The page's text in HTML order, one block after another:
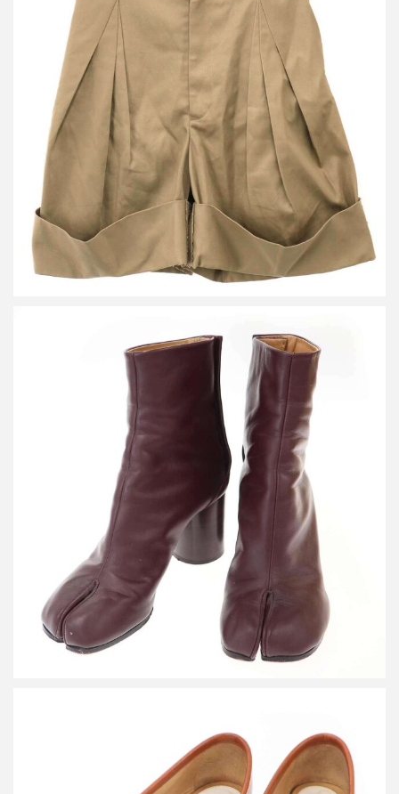
メゾン マルジェラ 24SS 再構築ワイドチノショートパンツ
買取金額21,600円
詳しく見る
メゾン マルジェラ TABI 80mm 足袋 レザーヒールブーツ
買取金額26,400円
詳しく見る